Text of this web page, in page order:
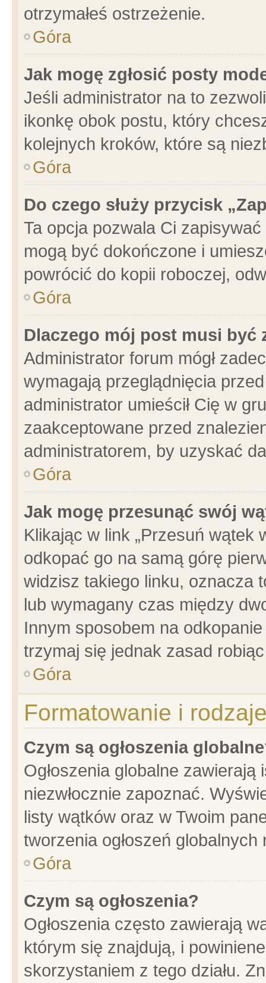
otrzymałeś ostrzeżenie.
Góra
Jak mogę zgłosić posty
Jeśli administrator na to
ikonkę obok postu, który
kolejnych kroków, które są
Góra
Do czego służy przycisk
Ta opcja pozwala Ci
mogą być dokończone i
powrócić do kopii roboczej,
Góra
Dlaczego mój post musi być
Administrator forum mógł
wymagają przeglądnięcia
administrator umieścił Cię w
zaakceptowane przed
administratorem, by uzyskać
Góra
Jak mogę przesunąć swój
Klikając w link „Przesuń wątek
odkopać go na samą górę
widzisz takiego linku, oznacza
lub wymagany czas między
Innym sposobem na
trzymaj się jednak zasad
Góra
Formatowanie i
Czym są ogłoszenia
Ogłoszenia globalne
niezwłocznie zapoznać.
listy wątków oraz w Twoim
tworzenia ogłoszeń
Góra
Czym są ogłoszenia?
Ogłoszenia często zawierają
którym się znajdują, i
skorzystaniem z tego działu.